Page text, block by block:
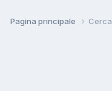
Pagina principale Cerca